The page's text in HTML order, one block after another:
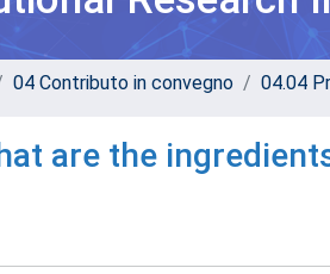
04 Contributo in convegno 04.04
are the